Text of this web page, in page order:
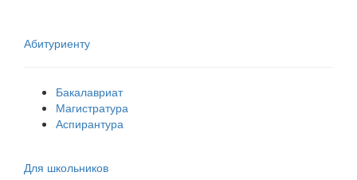
Абитуриенту
Бакалавриат
Магистратура
Аспирантура
Для школьников